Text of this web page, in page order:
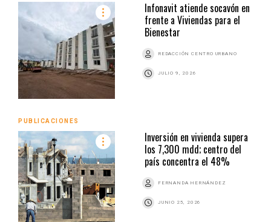
Infonavit atiende socavón en
frente a Viviendas para el
Bienestar
REDACCIÓN CENTRO URBANO
JULIO 9, 2026
PUBLICACIONES
Inversión en vivienda supera
los 7,300 mdd; centro del
país concentra el 48%
FERNANDA HERNÁNDEZ
JUNIO 25, 2026